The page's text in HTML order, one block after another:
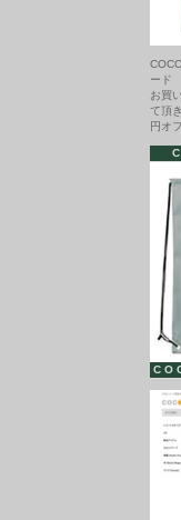
ード
お買
て頂
円オフ